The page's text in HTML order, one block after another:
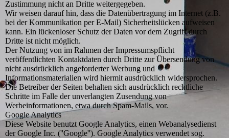
Zustimmung nicht an Dritte weitergegeben.
Wir weisen darauf hin, dass die Datenübertragung im Internet (z.B.
bei der Kommunikation per E-Mail) Sicherheitslücken aufweisen
kann. Ein lückenloser Schutz der Daten vor dem Zugriff durch
Dritte ist nicht möglich.
Der Nutzung von im Rahmen der Impressumspflicht
veröffentlichten Kontaktdaten durch Dritte zur Übersendung von
nicht ausdrücklich angeforderter Werbung und
Informationsmaterialien wird hiermit ausdrücklich widersprochen.
Die Betreiber der Seiten behalten sich ausdrücklich rechtliche
Schritte im Falle der unverlangten Zusendung von
Werbeinformationen, etwa durch Spam-Mails, vor.
Google Analytics
Diese Website benutzt Google Analytics, einen Webanalysedienst
der Google Inc. (''Google''). Google Analytics verwendet sog.